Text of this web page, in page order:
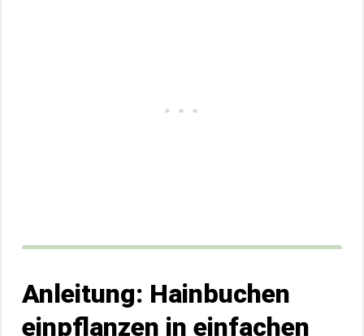
Anleitung: Hainbuchen
einpflanzen in einfachen